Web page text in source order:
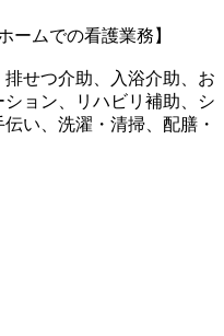
ームでの看護業務】
せつ介助、入浴介助、お
ョン、リハビリ補助、シ
い、洗濯・清掃、配膳・